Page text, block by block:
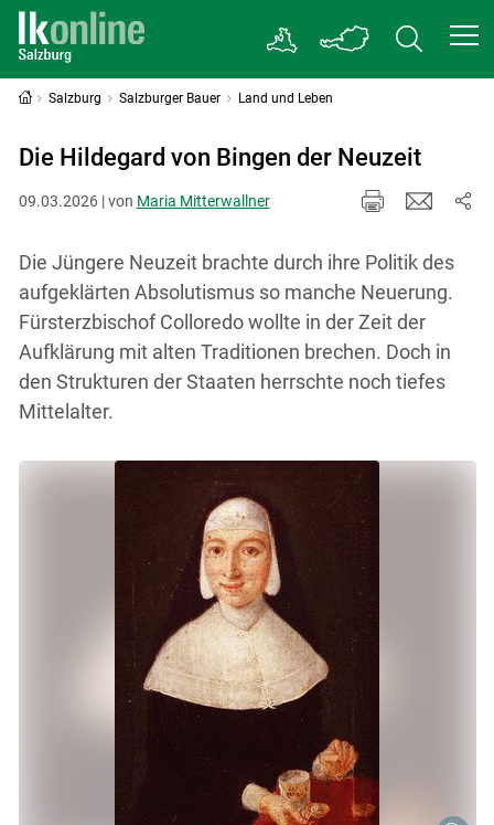
Salzburg Salzburger Bauer Land und Leben
Die Hildegard von Bingen der Neuzeit
09.03.2026 | von Maria Mitterwallner
Die Jüngere Neuzeit brachte durch ihre Politik des
aufgeklärten Absolutismus so manche Neuerung.
Fürsterzbischof Colloredo wollte in der Zeit der
Aufklärung mit alten Traditionen brechen. Doch in
den Strukturen der Staaten herrschte noch tiefes
Mittelalter.